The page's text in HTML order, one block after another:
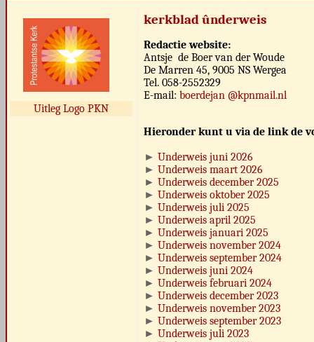
Uitleg Logo PKN
kerkblad ûnderweis
Redactie website:
Antsje de Boer van der Woude
De Marren 45, 9005 NS Wergea
Tel. 058-2552329
E-mail:boerdejan @kpnmail.nl
Hieronder kunt u via de link de
► Underweis juni 2026
► Underweis maart 2026
► Underweis december 2025
► Underweis oktober 2025
► Underweis juli 2025
► Underweis april 2025
► Underweis januari 2025
► Underweis november 2024
► Underweis september 2024
► Underweis juni 2024
► Underweis februari 2024
► Underweis december 2023
► Underweis november 2023
► Underweis september 2023
► Underweis juli 2023